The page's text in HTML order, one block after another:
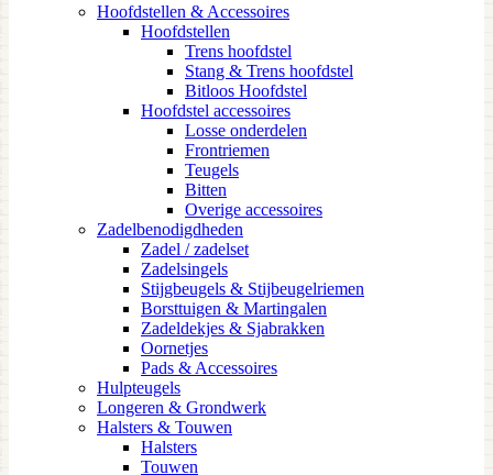
Hoofdstellen & Accessoires
Hoofdstellen
Trens hoofdstel
Stang & Trens hoofdstel
Bitloos Hoofdstel
Hoofdstel accessoires
Losse onderdelen
Frontriemen
Teugels
Bitten
Overige accessoires
Zadelbenodigdheden
Zadel / zadelset
Zadelsingels
Stijgbeugels & Stijbeugelriemen
Borsttuigen & Martingalen
Zadeldekjes & Sjabrakken
Oornetjes
Pads & Accessoires
Hulpteugels
Longeren & Grondwerk
Halsters & Touwen
Halsters
Touwen